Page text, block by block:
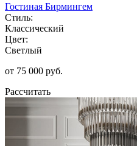
Гостиная Бирмингем
Стиль:
Классический
Цвет:
Светлый
от 75 000 руб.
Рассчитать